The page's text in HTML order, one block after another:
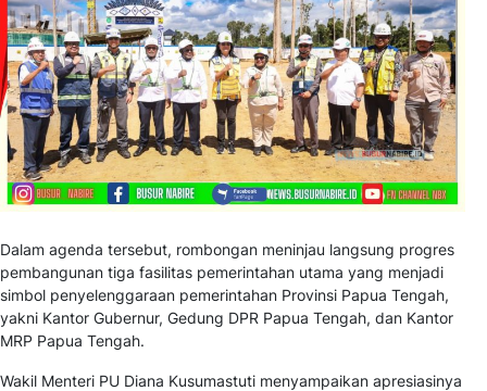
Dalam agenda tersebut, rombongan meninjau langsung progres
pembangunan tiga fasilitas pemerintahan utama yang menjadi
simbol penyelenggaraan pemerintahan Provinsi Papua Tengah,
yakni Kantor Gubernur, Gedung DPR Papua Tengah, dan Kantor
MRP Papua Tengah.
Wakil Menteri PU Diana Kusumastuti menyampaikan apresiasinya